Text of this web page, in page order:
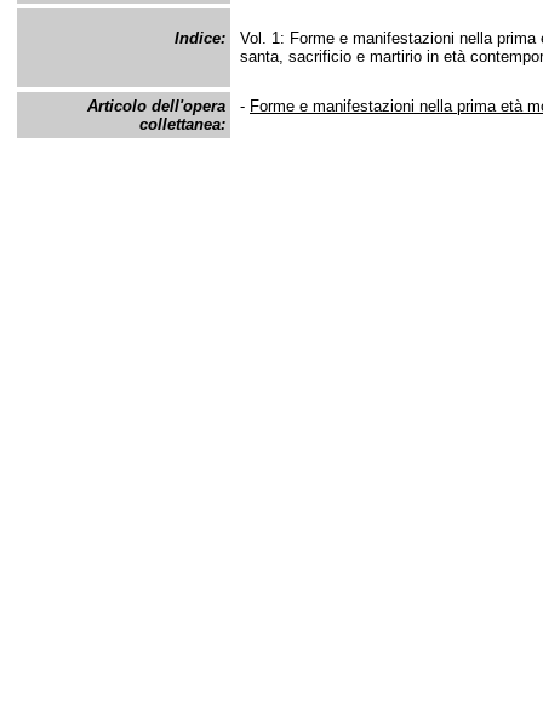
Indice:
Vol. 1: Forme e manifestazioni nella
santa, sacrificio e martirio in età
Articolo dell'opera
collettanea:
- Forme e manifestazioni nella prima età